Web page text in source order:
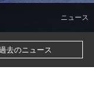
ニュース
去のニュース